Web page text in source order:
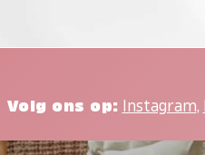
Volg ons op: Instagram,